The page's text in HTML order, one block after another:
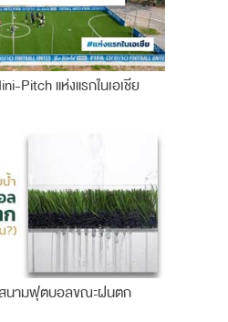
Pitch แห่งแรกในเอเชีย
นามฟุตบอลขณะฝนตก